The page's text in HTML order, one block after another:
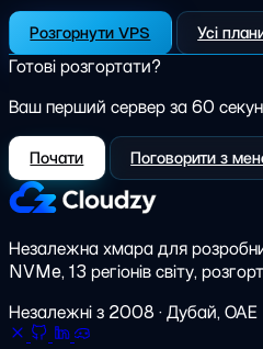
Розгорнути VPS Усі
Готові розгортати?
Ваш перший сервер за 60
Почати Поговорити з
Незалежна хмара для
NVMe, 13 регіонів світу,
Незалежні з 2008 · Дубай, ОАЕ